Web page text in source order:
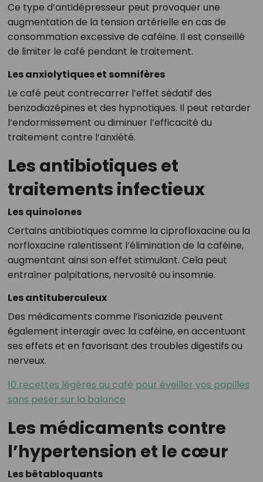
Ce type d’antidépresseur peut provoquer une
augmentation de la tension artérielle en cas de
consommation excessive de caféine. Il est conseillé
de limiter le café pendant le traitement.
Les anxiolytiques et somnifères
Le café peut contrecarrer l’effet sédatif des
benzodiazépines et des hypnotiques. Il peut retarder
l’endormissement ou diminuer l’efficacité du
traitement contre l’anxiété.
Les antibiotiques et
traitements infectieux
Les quinolones
Certains antibiotiques comme la ciprofloxacine ou la
norfloxacine ralentissent l’élimination de la caféine,
augmentant ainsi son effet stimulant. Cela peut
entraîner palpitations, nervosité ou insomnie.
Les antituberculeux
Des médicaments comme l’isoniazide peuvent
également interagir avec la caféine, en accentuant
ses effets et en favorisant des troubles digestifs ou
nerveux.
10 recettes légères au café pour éveiller vos papilles
sans peser sur la balance
Les médicaments contre
l’hypertension et le cœur
Les bêtabloquants